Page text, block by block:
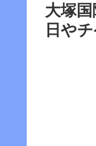
大塚
日や